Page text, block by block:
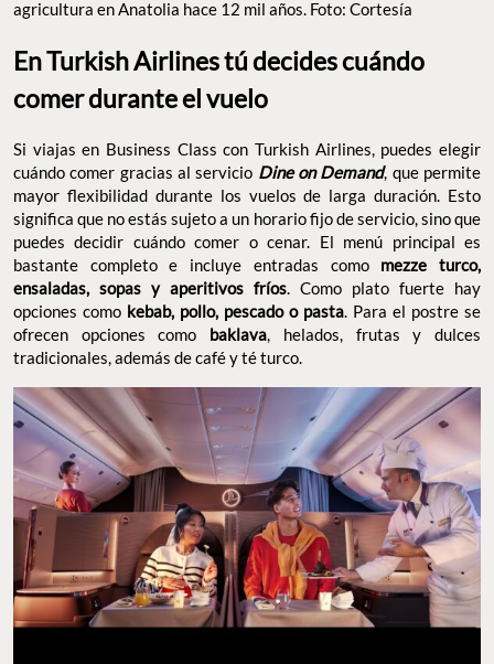
agricultura en Anatolia hace 12 mil años. Foto: Cortesía
En Turkish Airlines tú decides cuándo
comer durante el vuelo
Si viajas en Business Class con Turkish Airlines, puedes elegir
cuándo comer gracias al servicio Dine on Demand, que permite
mayor flexibilidad durante los vuelos de larga duración. Esto
significa que no estás sujeto a un horario fijo de servicio, sino que
puedes decidir cuándo comer o cenar. El menú principal es
bastante completo e incluye entradas como mezze turco,
ensaladas, sopas y aperitivos fríos. Como plato fuerte hay
opciones como kebab, pollo, pescado o pasta. Para el postre se
ofrecen opciones como baklava, helados, frutas y dulces
tradicionales, además de café y té turco.